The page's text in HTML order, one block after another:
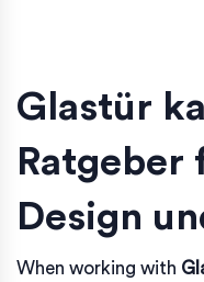
Glastür
Ratgeber
Design
When working with